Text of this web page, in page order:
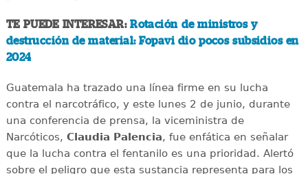
TE PUEDE INTERESAR:Rotación de ministros y
destrucción de material: Fopavi dio pocos subsidios en
2024
Guatemala ha trazado una línea firme en su lucha
contra el narcotráfico, y este lunes 2 de junio, durante
una conferencia de prensa, la viceministra de
Narcóticos, Claudia Palencia, fue enfática en señalar
que la lucha contra el fentanilo es una prioridad. Alertó
sobre el peligro que esta sustancia representa para los